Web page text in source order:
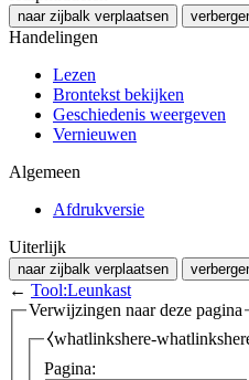
naar zijbalk verplaatsen
Handelingen
Lezen
Brontekst bekijken
Geschiedenis weergeven
Vernieuwen
Algemeen
Afdrukversie
Uiterlijk
naar zijbalk verplaatsen
← Tool:Leunkast
Verwijzingen naar deze pagina
⧼whatlinkshere-
Pagina: